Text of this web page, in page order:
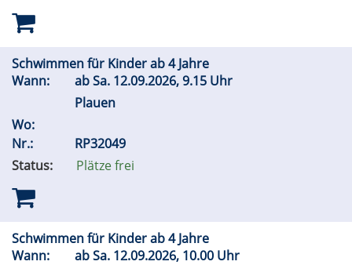
Schwimmen für Kinder ab 4 Jahre
Wann:
abSa. 12.09.2026, 9.15 Uhr
Plauen
Wo:
Nr.:
RP32049
Status:
Plätze frei
Schwimmen für Kinder ab 4 Jahre
Wann:
abSa. 12.09.2026, 10.00 Uhr